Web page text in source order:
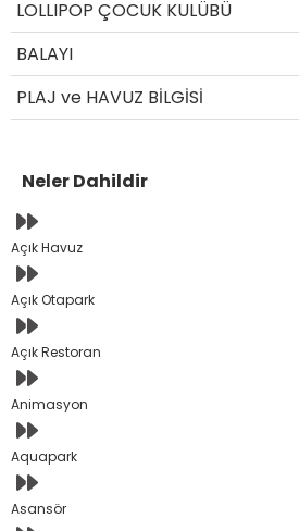
LOLLIPOP ÇOCUK KULÜBÜ
BALAYI
PLAJ ve HAVUZ BİLGİSİ
Neler Dahildir
Açık Havuz
Açık Otapark
Açık Restoran
Animasyon
Aquapark
Asansör